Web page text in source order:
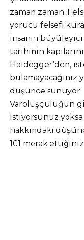
zaman zaman.
yorucu felsefi
insanın
tarihinin
Heidegger’den,
düşünce sunuyor.
Varoluşçuluğun
istiyorsunuz
hakkındaki
101 merak